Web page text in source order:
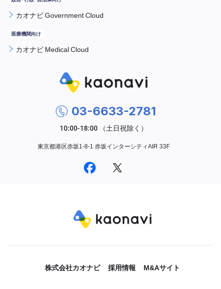
カオナビ Government Cloud
カオナビ Medical Cloud
03-6633-2781
東京都港区赤坂1-8-1 赤坂インターシティAIR 33F
株式会社カオナビ 採用情報 M&Aサイト